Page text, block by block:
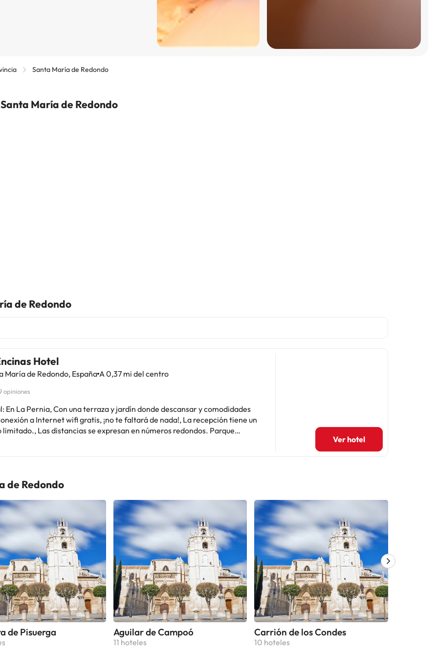
Santa María de Redondo
María de Redondo
de Redondo
Hotel
María de Redondo, España A 0,37 mi del centro
opiniones
En La Pernia, Con una terraza y jardín donde descansar y comodidades
a Internet wifi gratis, ¡no te faltará de nada!, La recepción tiene un
Las distancias se expresan en números redondos. Parque
rupestre de los Santos Justo y Pastor: 46,6 km
de Aguilar: 47 km Pico Curavacas: 47,7 km
visitantes de Sotama: 48,1 km
Ver hotel
de Redondo
de Pisuerga Aguilar de Campoó
11 hoteles
Carrión de los Condes
10 hoteles